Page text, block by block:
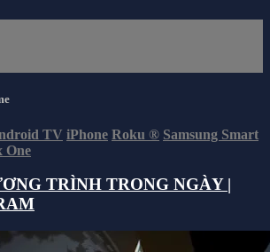
TV iPhone Roku ® Samsung Smart
One
TRÌNH TRONG NGÀY |